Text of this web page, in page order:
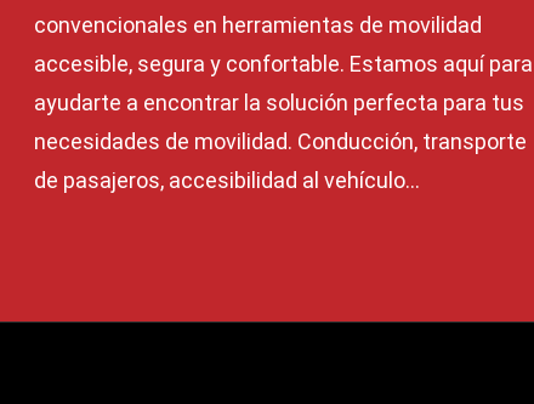
convencionales en herramientas de movilidad
accesible, segura y confortable. Estamos aquí para
ayudarte a encontrar la solución perfecta para tus
necesidades de movilidad. Conducción, transporte
de pasajeros, accesibilidad al vehículo...